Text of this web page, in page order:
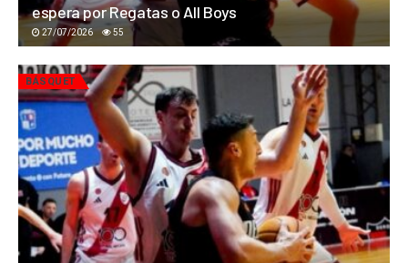
espera por Regatas o All Boys
27/07/2026 55
BÁSQUET